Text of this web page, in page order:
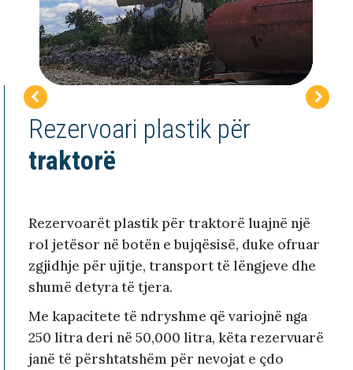
Rezervoari plastik për
traktorë
Rezervoarët plastik për traktorë luajnë një
rol jetësor në botën e bujqësisë, duke ofruar
zgjidhje për ujitje, transport të lëngjeve dhe
shumë detyra të tjera.
Me kapacitete të ndryshme që variojnë nga
250 litra deri në 50,000 litra, këta rezervuarë
janë të përshtatshëm për nevojat e çdo